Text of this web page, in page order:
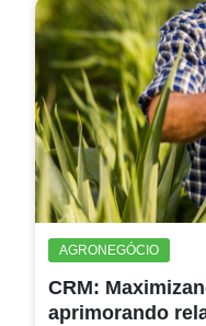
AGRONEGÓCIO
CRM:
aprimorando